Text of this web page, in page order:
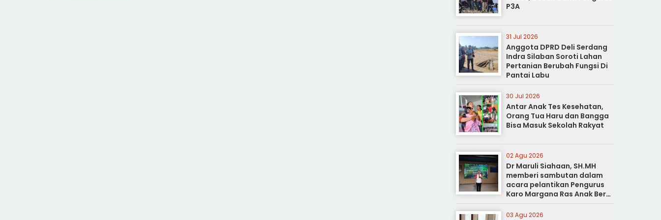
P3A
31 Jul 2026
Anggota DPRD Deli Serdang
Indra Silaban Soroti Lahan
Pertanian Berubah Fungsi Di
Pantai Labu
30 Jul 2026
Antar Anak Tes Kesehatan,
Orang Tua Haru dan Bangga
Bisa Masuk Sekolah Rakyat
02 Agu 2026
Dr Maruli Siahaan, SH.MH
memberi sambutan dalam
acara pelantikan Pengurus
Karo Margana Ras Anak Beru
Anak Beru Menteri Periode
Kota Medan
03 Agu 2026